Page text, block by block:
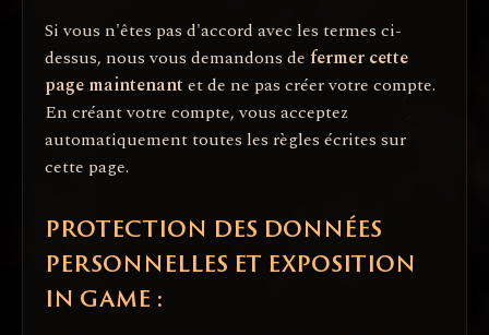
Si vous n'êtes pas d'accord avec les termes ci-
dessus, nous vous demandons de fermer cette
page maintenant et de ne pas créer votre compte.
En créant votre compte, vous acceptez
automatiquement toutes les règles écrites sur
cette page.
PROTECTION DES DONNÉES
PERSONNELLES ET EXPOSITION
IN GAME :